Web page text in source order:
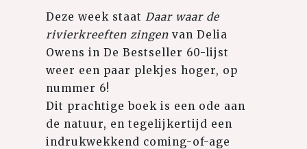
Deze week staat Daar waar de
rivierkreeften zingenvan Delia
Owens in De Bestseller 60-lijst
weer een paar plekjes hoger, op
nummer 6!
Dit prachtige boek is een ode aan
de natuur, en tegelijkertijd een
indrukwekkend coming-of-age